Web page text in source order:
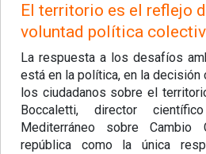
El territorio es el reflejo
voluntad política
La respuesta a los desafíos
está en la política, en la
los ciudadanos sobre el
Boccaletti, director
Mediterráneo sobre Cambio
república como la única